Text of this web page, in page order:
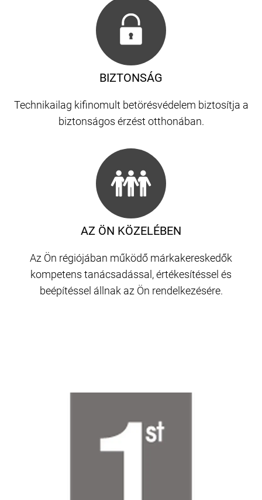
AZ ÖN KÖZELÉBEN
Az Ön régiójában működő márkakereskedők
kompetens tanácsadással, értékesítéssel és
beépítéssel állnak az Ön rendelkezésére.
BIZTONSÁG
Technikailag kifinomult betörésvédelem biztosítja a
biztonságos érzést otthonában.